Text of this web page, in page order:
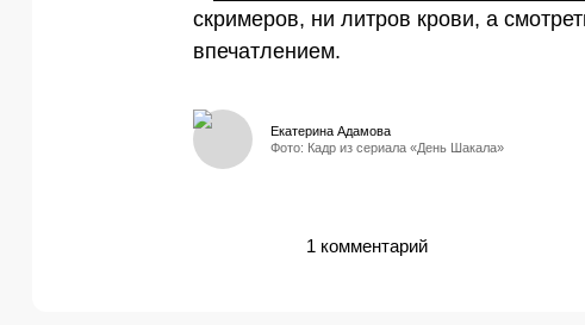
скримеров, ни литров крови, а
впечатлением.
Фото: Кадр из сериала «День Шакала»
Екатерина Адамова
1 комментарий